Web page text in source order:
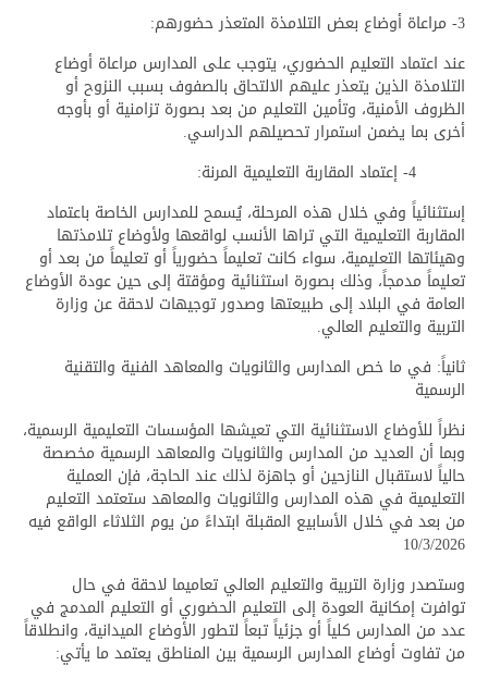
عند اعتماد التعليم الحضوري، يتوجب على المدارس مراعاة أوضاع
التلامذة الذين يتعذر عليهم الالتحاق بالصفوف بسبب النزوح أو
الظروف الأمنية، وتأمين التعليم من بعد بصورة تزامنية أو بأوجه
أخرى بما يضمن استمرار تحصيلهم الدراسي.
إستثنائياً وفي خلال هذه المرحلة، يُسمح للمدارس الخاصة باعتماد
المقاربة التعليمية التي تراها الأنسب لواقعها ولأوضاع تلامذتها
وهيئاتها التعليمية، سواء كانت تعليماً حضورياً أو تعليماً من بعد أو
تعليماً مدمجاً، وذلك بصورة استثنائية ومؤقتة إلى حين عودة الأوضاع
العامة في البلاد إلى طبيعتها وصدور توجيهات لاحقة عن وزارة
التربية والتعليم العالي.
ثانياً: في ما خص المدارس والثانويات والمعاهد الفنية والتقنية
الرسمية
نظراً للأوضاع الاستثنائية التي تعيشها المؤسسات التعليمية الرسمية،
وبما أن العديد من المدارس والثانويات والمعاهد الرسمية مخصصة
حالياً لاستقبال النازحين أو جاهزة لذلك عند الحاجة، فإن العملية
التعليمية في هذه المدارس والثانويات والمعاهد ستعتمد التعليم
من بعد في خلال الأسابيع المقبلة ابتداءً من يوم الثلاثاء الواقع فيه
10/3/2026
وستصدر وزارة التربية والتعليم العالي تعاميما لاحقة في حال
توافرت إمكانية العودة إلى التعليم الحضوري أو التعليم المدمج في
عدد من المدارس كلياً أو جزئياً تبعاً لتطور الأوضاع الميدانية، وانطلاقاً
من تفاوت أوضاع المدارس الرسمية بين المناطق يعتمد ما يأتي: